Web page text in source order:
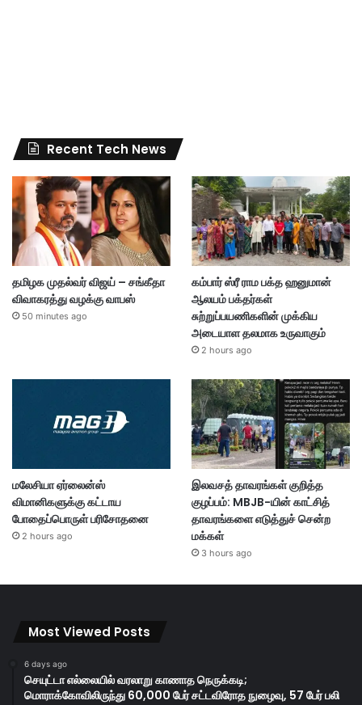
Recent Tech News
தமிழக முதல்வர் விஜய் – சங்கீதா
விவாகரத்து வழக்கு வாபஸ்
50 minutes ago
கம்பார் ஸ்ரீ ராம பக்த ஹனுமான்
ஆலயம் பக்தர்கள்
சுற்றுப்பயணிகளின் முக்கிய
அடையாள தலமாக உருவாகும்
2 hours ago
மலேசியா ஏர்லைன்ஸ்
விமானிகளுக்கு கட்டாய
போதைப்பொருள் பரிசோதனை
2 hours ago
இலவசத் தாவரங்கள் குறித்த
குழப்பம்: MBJB-யின் காட்சித்
தாவரங்களை எடுத்துச் சென்ற
மக்கள்
3 hours ago
Most Viewed Posts
6 days ago
செயுட்டா எல்லையில் வரலாறு காணாத நெருக்கடி;
மொராக்கோவிலிருந்து 60,000 பேர் சட்டவிரோத நுழைவு, 57 பேர் பலி